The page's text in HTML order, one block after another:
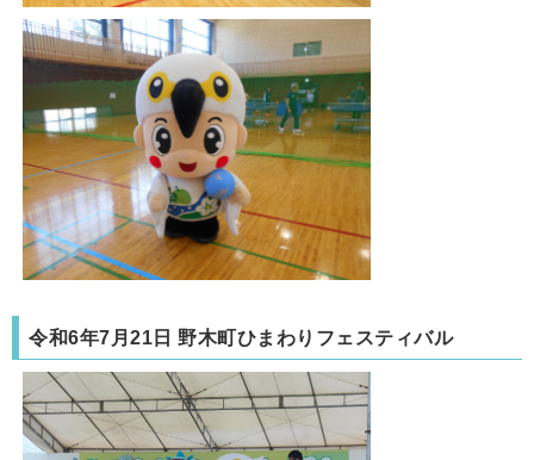
令和6年7月21日 野木町ひまわりフェスティバル